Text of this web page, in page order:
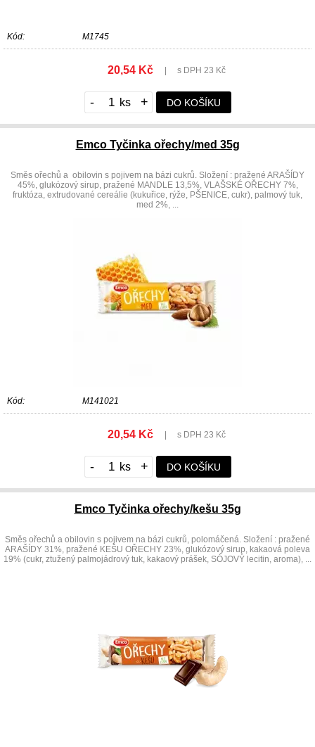
Kód: M1745
20,54 Kč s DPH 23 Kč
- + DO KOŠÍKU
Emco Tyčinka ořechy/med 35g
Směs ořechů a obilovin s pojivem na bázi cukrů. Složení : pražené ARAŠÍDY
45%, glukózový sirup, pražené MANDLE 13,5%, VLAŠSKÉ OŘECHY 7%,
fruktóza, extrudované cereálie (kukuřice, rýže, PŠENICE, cukr), palmový tuk,
med 2%, ...
Kód: M141021
20,54 Kč s DPH 23 Kč
- + DO KOŠÍKU
Emco Tyčinka ořechy/kešu 35g
Směs ořechů a obilovin s pojivem na bázi cukrů, polomáčená. Složení : pražené
ARAŠÍDY 31%, pražené KEŠU OŘECHY 23%, glukózový sirup, kakaová poleva
19% (cukr, ztužený palmojádrový tuk, kakaový prášek, SÓJOVÝ lecitin, aroma), ...